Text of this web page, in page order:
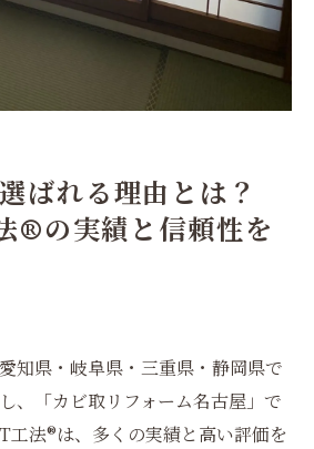
ばれる理由とは？
®の実績と信頼性を
知県・岐阜県・三重県・静岡県で
、「カビ取リフォーム名古屋」で
法®は、多くの実績と高い評価を